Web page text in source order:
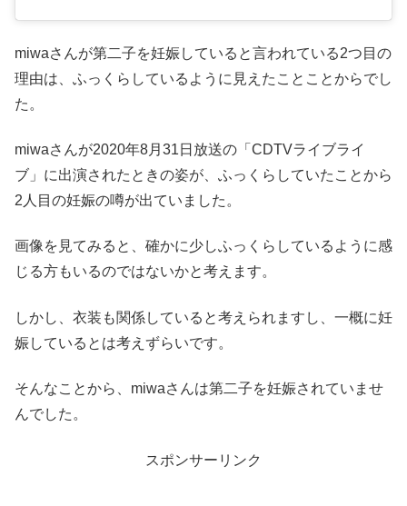
miwaさんが第二子を妊娠していると言われている2つ目の
理由は、ふっくらしているように見えたことことからでし
た。
miwaさんが2020年8月31日放送の「CDTVライブライ
ブ」に出演されたときの姿が、ふっくらしていたことから
2人目の妊娠の噂が出ていました。
画像を見てみると、確かに少しふっくらしているように感
じる方もいるのではないかと考えます。
しかし、衣装も関係していると考えられますし、一概に妊
娠しているとは考えずらいです。
そんなことから、miwaさんは第二子を妊娠されていませ
んでした。
スポンサーリンク